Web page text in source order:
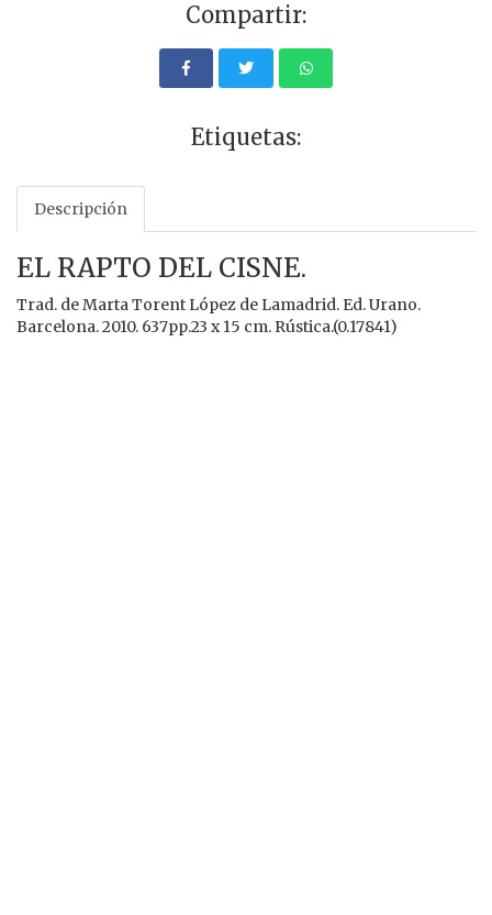
Compartir:
Etiquetas:
Descripción
EL RAPTO DEL CISNE.
Trad. de Marta Torent López de Lamadrid. Ed. Urano.
Barcelona. 2010. 637pp.23 x 15 cm. Rústica.(0.17841)